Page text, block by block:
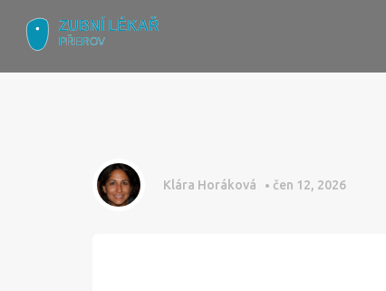
Klára Horáková čen 12, 2026